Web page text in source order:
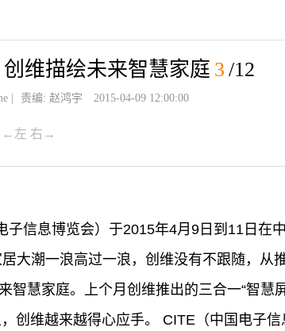
维描绘未来智慧家庭 3 /12
| 责编: 赵鸿宇 2015-04-09 12:00:00
←左 右→
子信息博览会）于2015年4月9日到11日在
大潮一浪高过一浪，创维没有不跟随，从
慧家庭。上个月创维推出的三合一“智慧
创维越来越得心应手。 CITE（中国电子